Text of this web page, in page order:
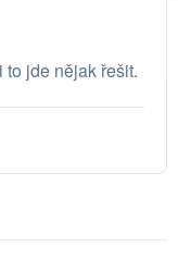
jde nějak řešit.